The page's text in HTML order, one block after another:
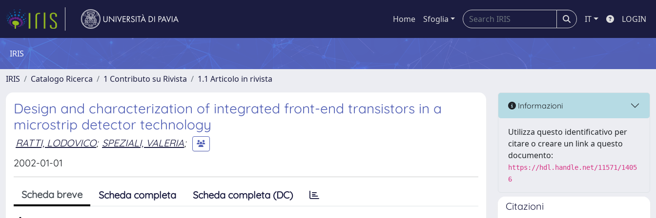
Home Sfoglia IT LOGIN
IRIS
IRIS Catalogo Ricerca 1 Contributo su Rivista 1.1 Articolo in rivista
Design and characterization of integrated front-end transistors in a
microstrip detector technology
RATTI, LODOVICO; SPEZIALI, VALERIA;
2002-01-01
Scheda breve Scheda completa Scheda completa (DC)
Informazioni
Utilizza questo identificativo per
citare o creare un link a questo
documento:
https://hdl.handle.net/11571/1405
6
Citazioni